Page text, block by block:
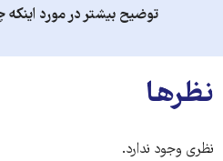
توضیح بیشتر در مورد اینکه
نظرها
نظری وجود ندارد.